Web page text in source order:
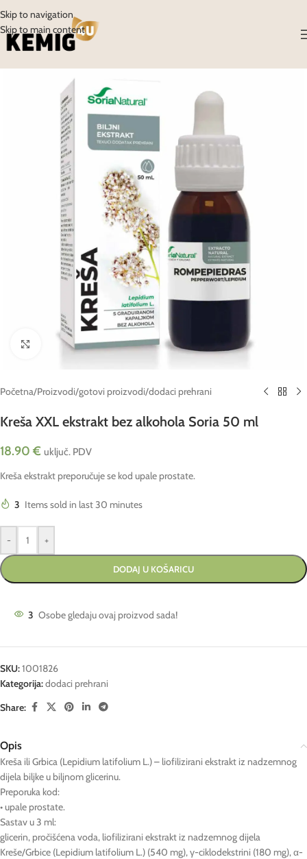
Skip to navigation
Skip to main content
Click to enlarge
Početna/Proizvodi/gotovi proizvodi/dodaci prehrani
Kreša XXL ekstrakt bez alkohola Soria 50 ml
18.90 € uključ. PDV
Kreša ekstrakt preporučuje se kod upale prostate.
3 Items sold in last 30 minutes
- +
DODAJ U KOŠARICU
3 Osobe gledaju ovaj proizvod sada!
SKU:1001826
Kategorija:dodaci prehrani
Share:
Opis
Kreša ili Grbica (Lepidium latifolium L.) – liofilizirani ekstrakt iz nadzemnog
dijela biljke u biljnom glicerinu.
Preporuka kod:
• upale prostate.
Sastav u 3 ml:
glicerin, pročišćena voda, liofilizirani ekstrakt iz nadzemnog dijela
Kreše/Grbice (Lepidium latifolium L.) (540 mg), γ-ciklodekstrini (180 mg), α-